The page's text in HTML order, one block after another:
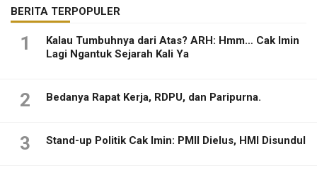
BERITA TERPOPULER
1
Kalau Tumbuhnya dari Atas? ARH: Hmm… Cak Imin
Lagi Ngantuk Sejarah Kali Ya
2 Bedanya Rapat Kerja, RDPU, dan Paripurna.
3 Stand-up Politik Cak Imin: PMII Dielus, HMI Disundul